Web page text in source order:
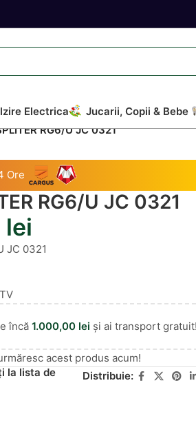
Electrica Jucarii, Copii & Bebe
RG6/U JC 0321
Ore
RG6/U JC 0321
lei
JC 0321
încă1.000,00 lei și ai transport gratuit!
acest produs acum!
la lista de Distribuie: